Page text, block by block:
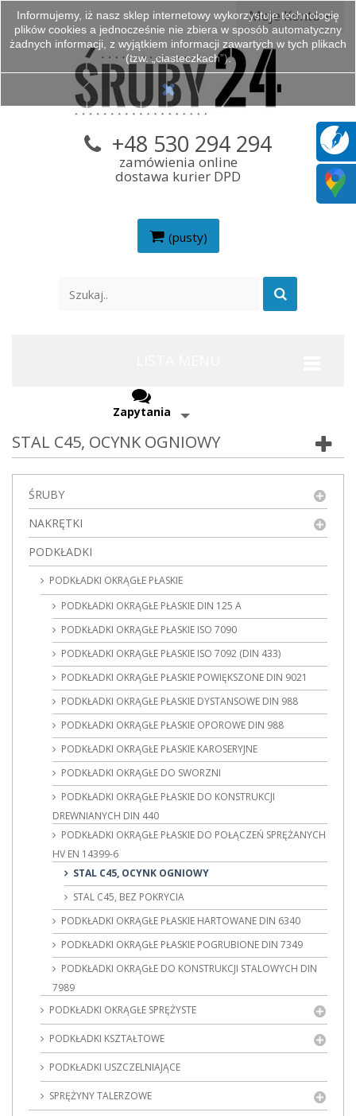
Moje Konto
(pusty)
+48 530 294 294
zamówienia online
dostawa kurier DPD
Zapytania
STAL C45, OCYNK OGNIOWY
ŚRUBY
NAKRĘTKI
PODKŁADKI
PODKŁADKI OKRĄGŁE PŁASKIE
PODKŁADKI OKRĄGŁE PŁASKIE DIN 125 A
PODKŁADKI OKRĄGŁE PŁASKIE ISO 7090
PODKŁADKI OKRĄGŁE PŁASKIE ISO 7092 (DIN 433)
PODKŁADKI OKRĄGŁE PŁASKIE POWIĘKSZONE DIN 9021
PODKŁADKI OKRĄGŁE PŁASKIE DYSTANSOWE DIN 988
PODKŁADKI OKRĄGŁE PŁASKIE OPOROWE DIN 988
PODKŁADKI OKRĄGŁE PŁASKIE KAROSERYJNE
PODKŁADKI OKRĄGŁE DO SWORZNI
PODKŁADKI OKRĄGŁE PŁASKIE DO KONSTRUKCJI
DREWNIANYCH DIN 440
PODKŁADKI OKRĄGŁE PŁASKIE DO POŁĄCZEŃ SPRĘŻANYCH
HV EN 14399-6
STAL C45, OCYNK OGNIOWY
STAL C45, BEZ POKRYCIA
PODKŁADKI OKRĄGŁE PŁASKIE HARTOWANE DIN 6340
PODKŁADKI OKRĄGŁE PŁASKIE POGRUBIONE DIN 7349
PODKŁADKI OKRĄGŁE DO KONSTRUKCJI STALOWYCH DIN
7989
PODKŁADKI OKRĄGŁE SPRĘŻYSTE
PODKŁADKI KSZTAŁTOWE
PODKŁADKI USZCZELNIAJĄCE
SPRĘŻYNY TALERZOWE
Informujemy, iż nasz sklep internetowy wykorzystuje technologię
plików cookies a jednocześnie nie zbiera w sposób automatyczny
żadnych informacji, z wyjątkiem informacji zawartych w tych plikach
(tzw. „ciasteczkach”).